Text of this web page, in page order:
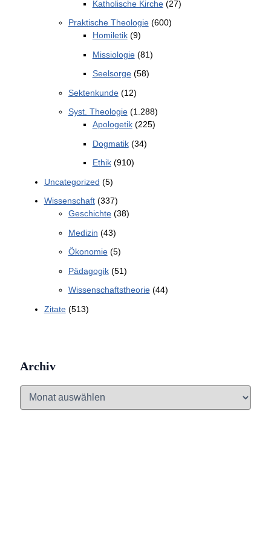
Katholische Kirche(27)
Praktische Theologie(600)
Homiletik(9)
Missiologie(81)
Seelsorge(58)
Sektenkunde(12)
Syst. Theologie(1.288)
Apologetik(225)
Dogmatik(34)
Ethik(910)
Uncategorized (5)
Wissenschaft(337)
Geschichte(38)
Medizin (43)
Ökonomie(5)
Pädagogik(51)
Wissenschaftstheorie(44)
Zitate(513)
Archiv
A